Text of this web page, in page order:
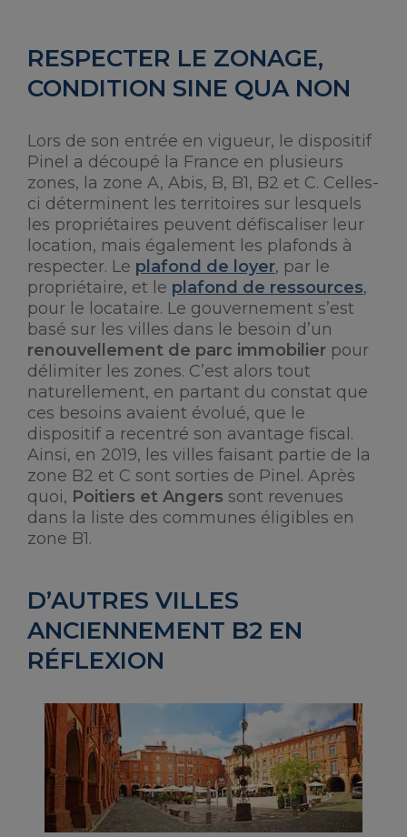
RESPECTER LE ZONAGE,
CONDITION SINE QUA NON
Lors de son entrée en vigueur, le dispositif
Pinel a découpé la France en plusieurs
zones, la zone A, Abis, B, B1, B2 et C. Celles-
ci déterminent les territoires sur lesquels
les propriétaires peuvent défiscaliser leur
location, mais également les plafonds à
respecter. Le plafond de loyer, par le
propriétaire, et le plafond de ressources,
pour le locataire. Le gouvernement s’est
basé sur les villes dans le besoin d’un
renouvellement de parc immobilier pour
délimiter les zones. C’est alors tout
naturellement, en partant du constat que
ces besoins avaient évolué, que le
dispositif a recentré son avantage fiscal.
Ainsi, en 2019, les villes faisant partie de la
zone B2 et C sont sorties de Pinel. Après
quoi, Poitiers et Angers sont revenues
dans la liste des communes éligibles en
zone B1.
D’AUTRES VILLES
ANCIENNEMENT B2 EN
RÉFLEXION